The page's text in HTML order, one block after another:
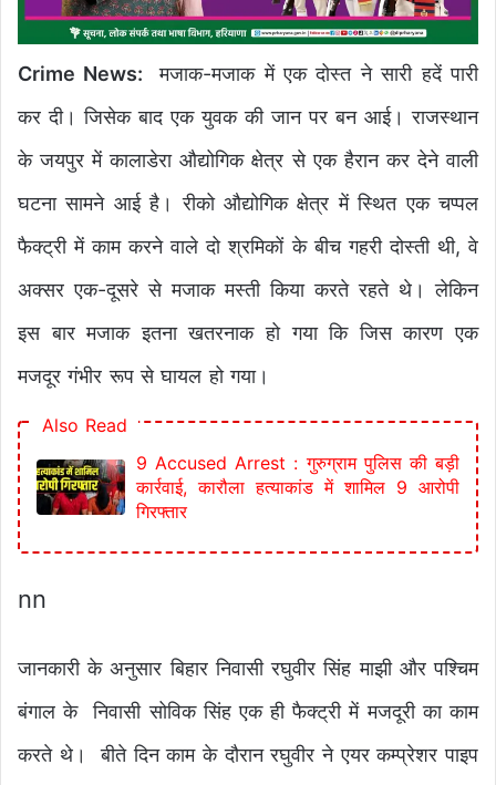
Crime News:मजाक-मजाक में एक दोस्त ने सारी हदें पारी
कर दी। जिसेक बाद एक युवक की जान पर बन आई। राजस्थान
के जयपुर में कालाडेरा औद्योगिक क्षेत्र से एक हैरान कर देने वाली
घटना सामने आई है। रीको औद्योगिक क्षेत्र में स्थित एक चप्पल
फैक्ट्री में काम करने वाले दो श्रमिकों के बीच गहरी दोस्ती थी, वे
अक्सर एक-दूसरे से मजाक मस्ती किया करते रहते थे। लेकिन
इस बार मजाक इतना खतरनाक हो गया कि जिस कारण एक
मजदूर गंभीर रूप से घायल हो गया।
Also Read
9 Accused Arrest : गुरुग्राम पुलिस की बड़ी
कार्रवाई, कारौला हत्याकांड में शामिल 9 आरोपी
गिरफ्तार
nn
जानकारी के अनुसार बिहार निवासी रघुवीर सिंह माझी और पश्चिम
बंगाल के निवासी सोविक सिंह एक ही फैक्ट्री में मजदूरी का काम
करते थे। बीते दिन काम के दौरान रघुवीर ने एयर कम्प्रेशर पाइप